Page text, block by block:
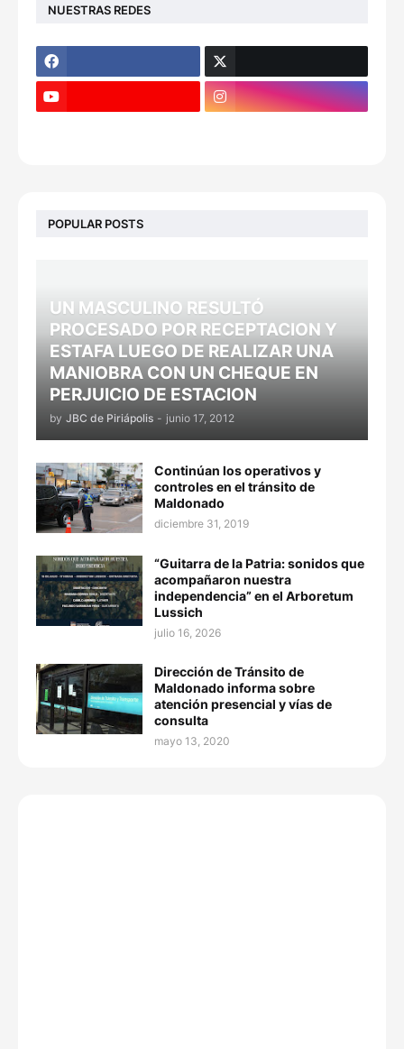
NUESTRAS REDES
POPULAR POSTS
UN MASCULINO RESULTÓ
PROCESADO POR RECEPTACION Y
ESTAFA LUEGO DE REALIZAR UNA
MANIOBRA CON UN CHEQUE EN
PERJUICIO DE ESTACION
by JBC de Piriápolis - junio 17, 2012
Continúan los operativos y
controles en el tránsito de
Maldonado
diciembre 31, 2019
“Guitarra de la Patria: sonidos que
acompañaron nuestra
independencia” en el Arboretum
Lussich
julio 16, 2026
Dirección de Tránsito de
Maldonado informa sobre
atención presencial y vías de
consulta
mayo 13, 2020